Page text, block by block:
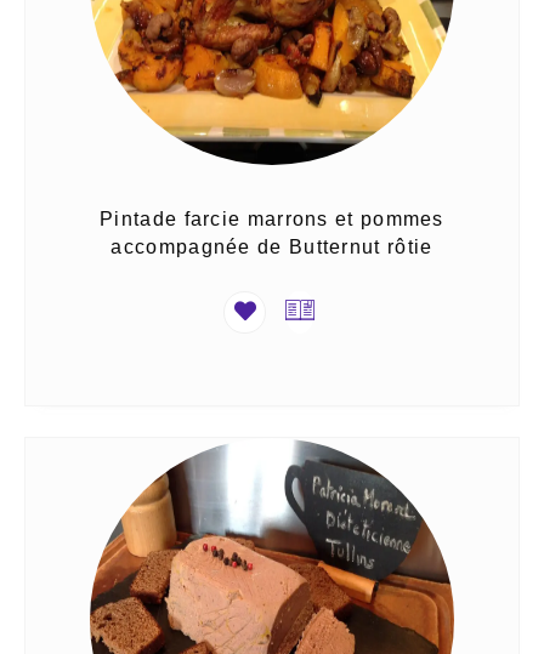
Pintade farcie marrons et pommes
accompagnée de Butternut rôtie